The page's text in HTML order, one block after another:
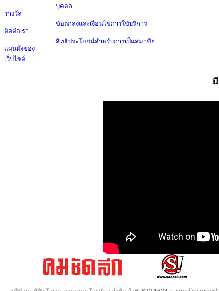
รางวัล
ติดต่อเรา
แผนผังของ
เว็บไซต์
บุคคล
ข้อตกลงและเงื่อนไขการใช้บริการ
สิทธิประโยชน์สำหรับการเป็นสมาชิก